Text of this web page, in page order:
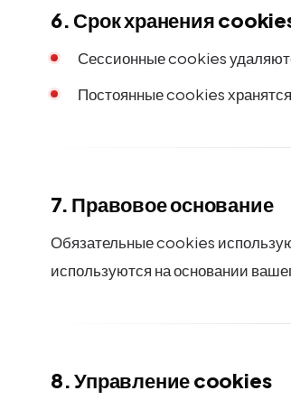
6. Срок хранения
Сессионные cookies
Постоянные cookies
7. Правовое основание
Обязательные cookies
используются на основании
8. Управление cookies